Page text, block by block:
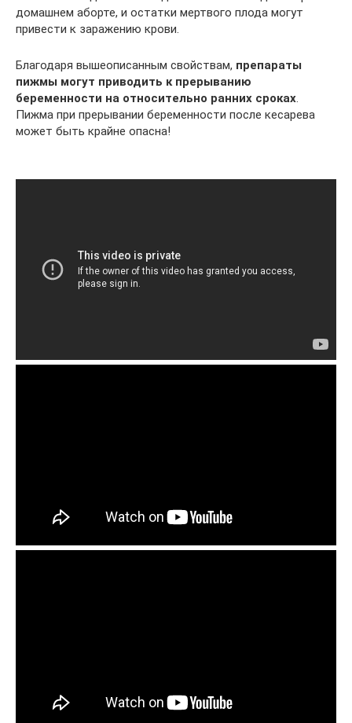
домашнем аборте, и остатки мертвого плода могут
привести к заражению крови.
Благодаря вышеописанным свойствам, препараты
пижмы могут приводить к прерыванию
беременности на относительно ранних сроках
Пижма при прерывании беременности после кесарева
может быть крайне опасна!